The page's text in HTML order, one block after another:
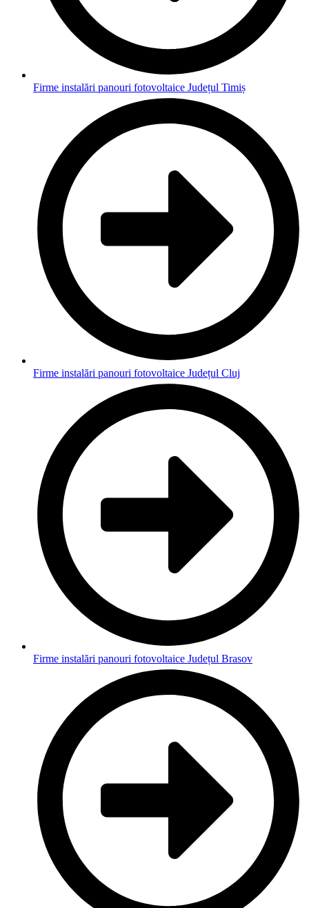
Firme instalări panouri fotovoltaice Județul Timiș
Firme instalări panouri fotovoltaice Județul Cluj
Firme instalări panouri fotovoltaice Județul Brasov